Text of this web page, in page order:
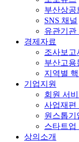
부산상공
SNS 채널
유관기관
경제자료
조사보고
부산고용
지역별
기업지원
회원 서
사업재편
원스톱기
스타트업
상의소개